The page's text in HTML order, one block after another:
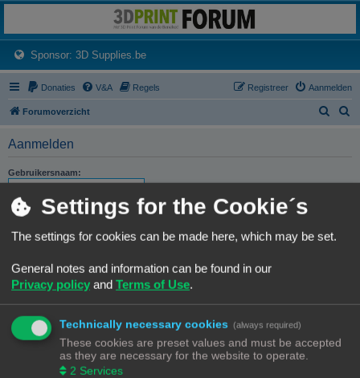
Het 3D print forum van de Benelux na de sluiting van 3dprintforum.nl
Sponsor: 3D Supplies.be(Opens a new tab)
Donaties V&A Regels Aanmelden
Registreer
Forumoverzicht
Aanmelden
Gebruikersnaam:
Wachtwoord:
Ik ben mijn wachtwoord vergeten
Onthouden
REGISTREER
Settings for the Cookie´s
The settings for cookies can be made here, which may be set.
General notes and information can be found in our
Privacy policy and Terms of Use.
Technically necessary cookies (always required)
These cookies are preset values and must be accepted
as they are necessary for the website to operate.
2 Services